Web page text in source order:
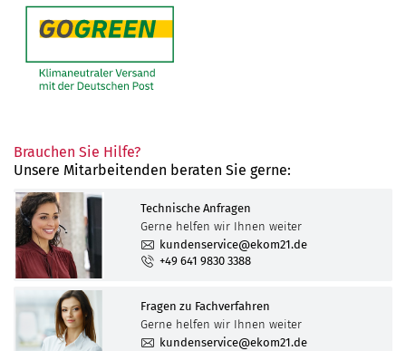
Brauchen Sie Hilfe?
Unsere Mitarbeitenden beraten Sie gerne:
Technische Anfragen
Gerne helfen wir Ihnen weiter
kundenservice@ekom21.de
+49 641 9830 3388
Fragen zu Fachverfahren
Gerne helfen wir Ihnen weiter
kundenservice@ekom21.de